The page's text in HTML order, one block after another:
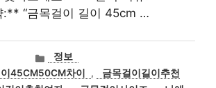
:** “금목걸이 길이 45cm …
카
테
고
정보
45CM50CM차이 ,
금목걸이길이추천